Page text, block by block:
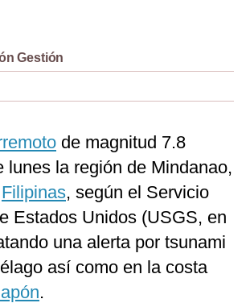
Gestión
de magnitud 7.8
lunes la región de Mindanao,
Filipinas, según el Servicio
Estados Unidos (USGS, en
una alerta por tsunami
así como en la costa
.